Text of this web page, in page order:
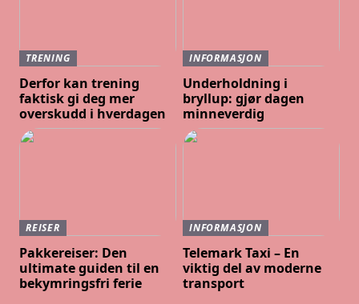
TRENING
Derfor kan trening
faktisk gi deg mer
overskudd i hverdagen
INFORMASJON
Underholdning i
bryllup: gjør dagen
minneverdig
REISER
Pakkereiser: Den
ultimate guiden til en
bekymringsfri ferie
INFORMASJON
Telemark Taxi – En
viktig del av moderne
transport